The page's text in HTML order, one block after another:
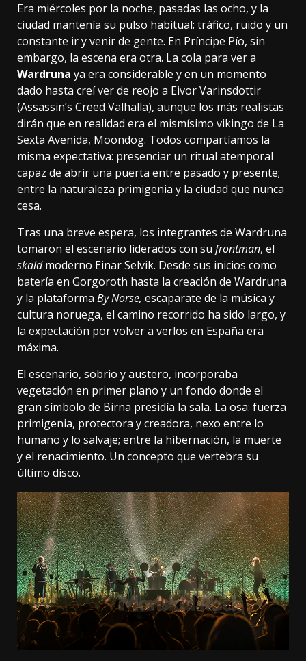
Era miércoles por la noche, pasadas las ocho, y la
ciudad mantenía su pulso habitual: tráfico, ruido y un
constante ir y venir de gente. En Príncipe Pío, sin
embargo, la escena era otra. La cola para ver a
Wardruna ya era considerable y en un momento
dado hasta creí ver de reojo a Eivor Varinsdottir
(Assassin’s Creed Valhalla), aunque los más realistas
dirán que en realidad era el mismísimo vikingo de La
Sexta Avenida, Moondog. Todos compartíamos la
misma expectativa: presenciar un ritual atemporal
capaz de abrir una puerta entre pasado y presente;
entre la naturaleza primigenia y la ciudad que nunca
cesa.
Tras una breve espera, los integrantes de Wardruna
tomaron el escenario liderados con su frontman, el
skaldmoderno Einar Selvik. Desde sus inicios como
batería en Gorgoroth hasta la creación de Wardruna
y la plataforma By Norse, escaparate de la música y
cultura noruega, el camino recorrido ha sido largo, y
la expectación por volver a verlos en España era
máxima.
El escenario, sobrio y austero, incorporaba
vegetación en primer plano y un fondo donde el
gran símbolo de Birna presidía la sala. La osa: fuerza
primigenia, protectora y creadora, nexo entre lo
humano y lo salvaje; entre la hibernación, la muerte
y el renacimiento. Un concepto que vertebra su
último disco.